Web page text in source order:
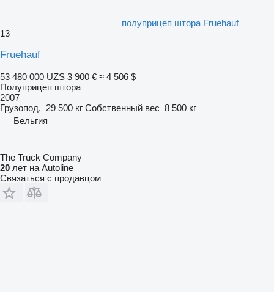
полуприцеп штора Fruehauf
13
Fruehauf
53 480 000 UZS 3 900 € ≈ 4 506 $
Полуприцеп штора
2007
Грузопод. 29 500 кг Собственный вес 8 500 кг
Бельгия
The Truck Company
20 лет на Autoline
Связаться с продавцом